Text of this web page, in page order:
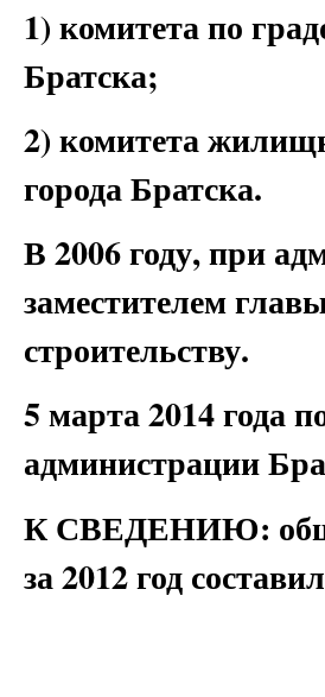
1) комитета по
Братска;
2) комитета
города Братска.
В 2006 году, при
заместителем
строительству.
5 марта 2014 года
администрации
К СВЕДЕНИЮ:
за 2012 год